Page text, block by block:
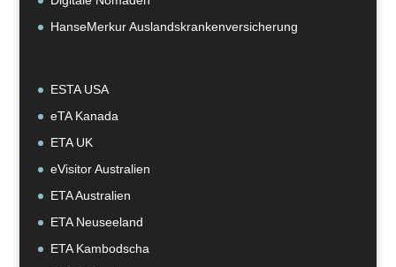
HanseMerkur Auslandskrankenversicherung
ESTA USA
eTA Kanada
ETA UK
eVisitor Australien
ETA Australien
ETA Neuseeland
ETA Kambodscha